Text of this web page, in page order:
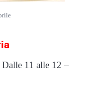
11 alle 12 –